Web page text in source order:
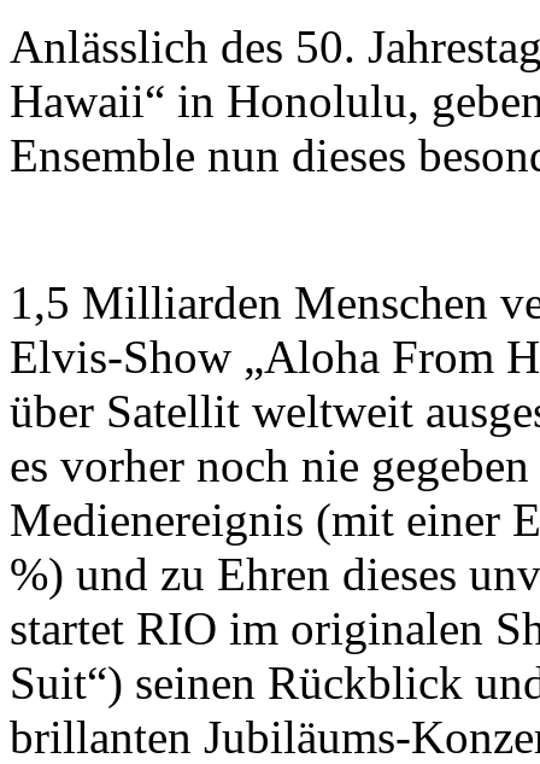
Anlässlich des 50.
Hawaii“ in Honolulu,
Ensemble nun dieses
1,5 Milliarden Menschen
Elvis-Show „Aloha From
über Satellit weltweit
es vorher noch nie
Medienereignis (mit einer
%) und zu Ehren dieses
startet RIO im originalen
Suit“) seinen Rückblick
brillanten Jubiläums-